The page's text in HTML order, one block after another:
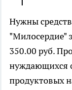
Нужны
"Милосердие"
350.00 руб.
нуждающихся
продуктовых